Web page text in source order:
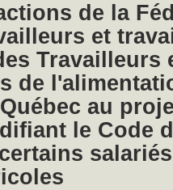
de la
et
Travailleurs
de
au
le Code